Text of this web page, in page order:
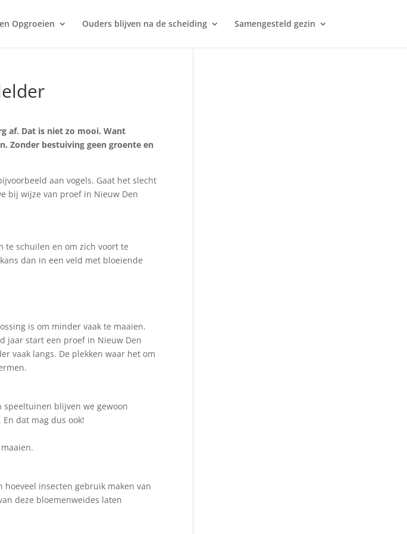
Opgroeien Ouders blijven na de scheiding Samengesteld gezin
af. Dat is niet zo mooi. Want
Zonder bestuiving geen groente en
aan vogels. Gaat het slecht
bij wijze van proef in Nieuw Den
te schuilen en om zich voort te
dan in een veld met bloeiende
is om minder vaak te maaien.
jaar start een proef in Nieuw Den
vaak langs. De plekken waar het om
blijven we gewoon
dat mag dus ook!
insecten gebruik maken van
deze bloemenweides laten